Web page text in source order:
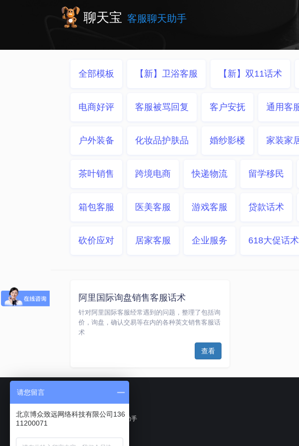
聊天宝 客服聊天助手
全部模板 【新】卫浴客服 【新】双11话术
电商好评 客服被骂回复 客户安抚 通用客
户外装备 化妆品护肤品 婚纱影楼 家装家
茶叶销售 跨境电商 快递物流 留学移民
箱包客服 医美客服 游戏客服 贷款话术
砍价应对 居家客服 企业服务 618大促话术
阿里国际询盘销售客服话术
针对阿里国际客服经常遇到的问题，整理了包括询
价，询盘，确认交易等在内的各种英文销售客服话
术
查看
聊天宝客服聊天助手
请您留言
北京博众致远网络科技有限公司136
11200071